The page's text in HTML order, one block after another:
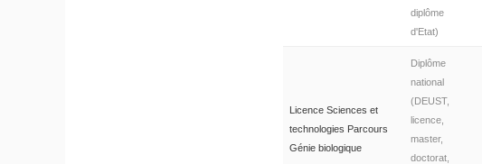
diplôme
d'Etat)
Licence Sciences et
technologies Parcours
Génie biologique
Diplôme
national
(DEUST,
licence,
master,
doctorat,